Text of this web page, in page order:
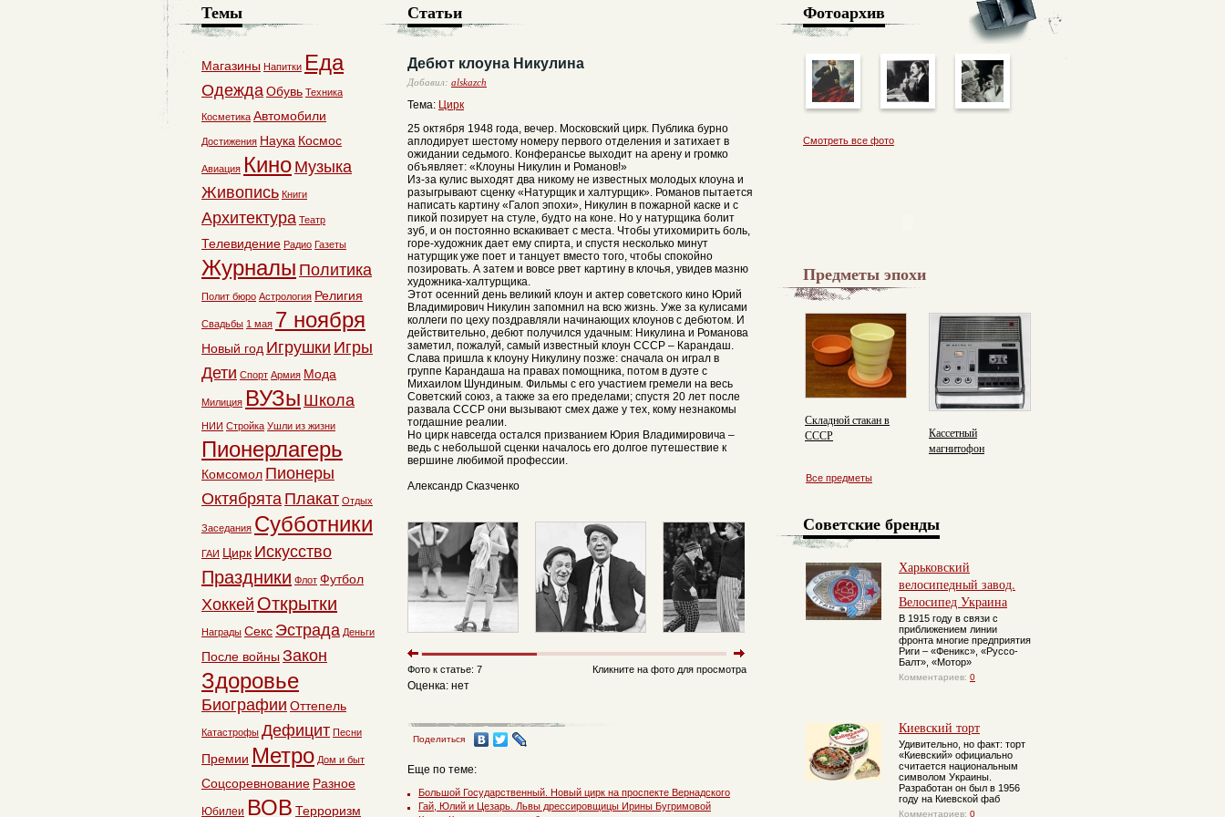
Статьи
Дебют клоуна Никулина
Добавил: alskazch
Тема: Цирк
25 октября 1948 года, вечер. Московский цирк. Публика бурно
аплодирует шестому номеру первого отделения и затихает в
ожидании седьмого. Конферансье выходит на арену и громко
объявляет: «Клоуны Никулин и Романов!»
Из-за кулис выходят два никому не известных молодых клоуна и
разыгрывают сценку «Натурщик и халтурщик». Романов пытается
написать картину «Галоп эпохи», Никулин в пожарной каске и с
пикой позирует на стуле, будто на коне. Но у натурщика болит
зуб, и он постоянно вскакивает с места. Чтобы утихомирить боль,
горе-художник дает ему спирта, и спустя несколько минут
натурщик уже поет и танцует вместо того, чтобы спокойно
позировать. А затем и вовсе рвет картину в клочья, увидев мазню
художника-халтурщика.
Этот осенний день великий клоун и актер советского кино Юрий
Владимирович Никулин запомнил на всю жизнь. Уже за кулисами
коллеги по цеху поздравляли начинающих клоунов с дебютом. И
действительно, дебют получился удачным: Никулина и Романова
заметил, пожалуй, самый известный клоун СССР – Карандаш.
Слава пришла к клоуну Никулину позже: сначала он играл в
группе Карандаша на правах помощника, потом в дуэте с
Михаилом Шундиным. Фильмы с его участием гремели на весь
Советский союз, а также за его пределами; спустя 20 лет после
развала СССР они вызывают смех даже у тех, кому незнакомы
тогдашние реалии.
Но цирк навсегда остался призванием Юрия Владимировича –
ведь с небольшой сценки началось его долгое путешествие к
вершине любимой профессии.
Александр Сказченко
Кликните на фото для просмотра
Фото к статье: 7
Оценка: нет
Поделиться
Еще по теме:
Большой Государственный. Новый цирк на проспекте Вернадского
Гай, Юлий и Цезарь. Львы дрессировщицы Ирины Бугримовой
Фотоархив
Смотреть все фото
Предметы эпохи
Складной стакан в
СССР
Кассетный
магнитофон
Все предметы
Советские бренды
Харьковский
велосипедный завод.
Велосипед Украина
В 1915 году в связи с
приближением линии
фронта многие предприятия
Риги – «Феникс», «Руссо-
Балт», «Мотор»
Комментариев: 0
Киевский торт
Удивительно, но факт: торт
«Киевский» официально
считается национальным
символом Украины.
Разработан он был в 1956
году на Киевской фаб
Комментариев: 0
Темы
Магазины Напитки Еда
ОдеждаОбувь Техника
Косметика Автомобили
Достижения Наука Космос
Авиация Кино Музыка
Живопись Книги
Архитектура Театр
Телевидение Радио Газеты
Журналы Политика
Полит бюро Астрология Религия
Свадьбы 1 мая 7 ноября
Новый год Игрушки Игры
Дети Спорт Армия Мода
Милиция ВУЗы Школа
НИИ Стройка Ушли из жизни
Пионерлагерь
Комсомол Пионеры
Октябрята Плакат Отдых
Заседания Субботники
ГАИ Цирк Искусство
Праздники Флот Футбол
Хоккей Открытки
Награды Секс Эстрада Деньги
После войны Закон
Здоровье
Биографии Оттепель
Катастрофы Дефицит Песни
Премии Метро Дом и быт
Соцсоревнование Разное
Юбилеи ВОВ Терроризм